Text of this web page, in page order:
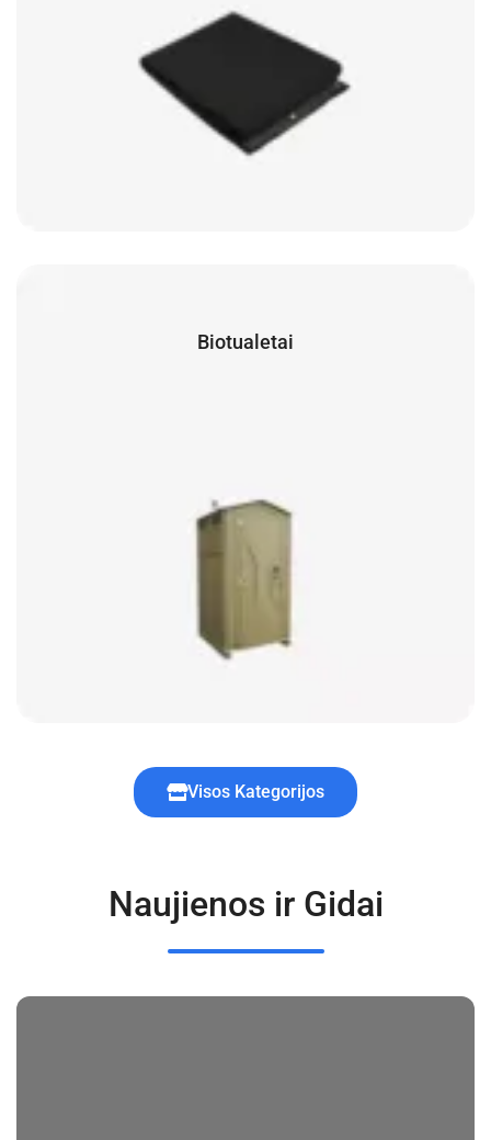
Biotualetai
Visos Kategorijos
Naujienos ir Gidai